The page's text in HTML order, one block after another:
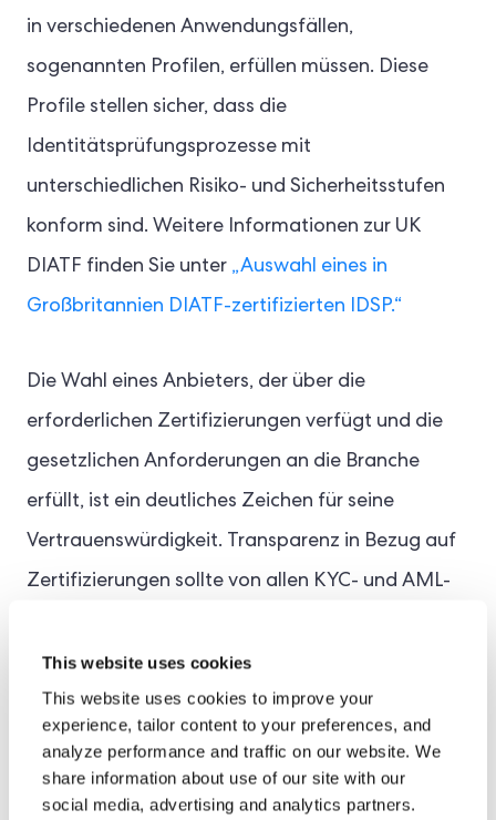
This website uses cookies
This website uses cookies to improve your
experience, tailor content to your preferences, and
analyze performance and traffic on our website. We
share information about use of our site with our
social media, advertising and analytics partners.
in verschiedenen Anwendungsfällen,
sogenannten Profilen, erfüllen müssen. Diese
Profile stellen sicher, dass die
Identitätsprüfungsprozesse mit
unterschiedlichen Risiko- und Sicherheitsstufen
konform sind. Weitere Informationen zur UK
DIATF finden Sie unter „Auswahl eines in
Großbritannien DIATF-zertifizierten IDSP.“
Die Wahl eines Anbieters, der über die
erforderlichen Zertifizierungen verfügt und die
gesetzlichen Anforderungen an die Branche
erfüllt, ist ein deutliches Zeichen für seine
Vertrauenswürdigkeit. Transparenz in Bezug auf
Zertifizierungen sollte von allen KYC- und AML-
kann die Suche nach vertrauenswürdigen
Branchenauszeichnungen wie dem RegTech 100
helfen, führende Anbieter im Markt zu
identifizieren.